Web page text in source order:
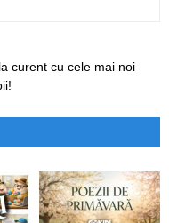
curent cu cele mai noi